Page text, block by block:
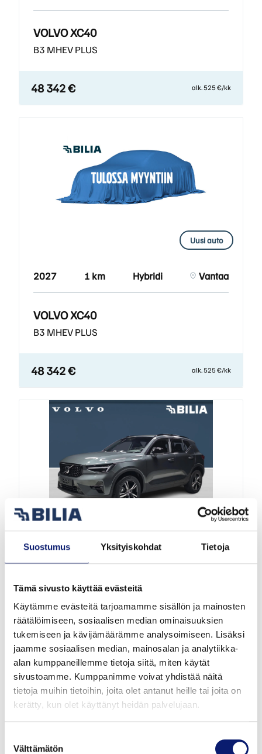
Suostumus Yksityiskohdat Tietoja
Tämä sivusto käyttää evästeitä
Käytämme evästeitä tarjoamamme sisällön ja mainosten
räätälöimiseen, sosiaalisen median ominaisuuksien
tukemiseen ja kävijämäärämme analysoimiseen. Lisäksi
jaamme sosiaalisen median, mainosalan ja analytiikka-
alan kumppaneillemme tietoja siitä, miten käytät
sivustoamme. Kumppanimme voivat yhdistää näitä
tietoja muihin tietoihin, joita olet antanut heille tai joita on
kerätty, kun olet käyttänyt heidän palvelujaan.
valinta
Välttämätön
VOLVO XC40
B3 MHEV PLUS
48 342 € alk. 525 €/kk
Uusi auto
2027 1 km Hybridi Vantaa
VOLVO XC40
B3 MHEV PLUS
48 342 € alk. 525 €/kk
Uusi auto
VOLVO XC40
B3 MHEV PLUS
50 417 € alk. 546 €/kk